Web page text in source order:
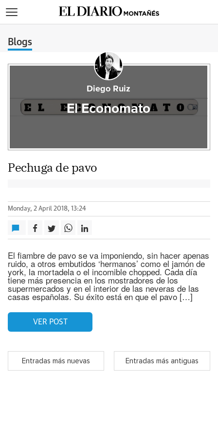
Blogs
Diego Ruiz
El Economato
Pechuga de pavo
Monday, 2 April 2018, 13:24
El fiambre de pavo se va imponiendo, sin hacer apenas
ruido, a otros embutidos ‘hermanos’ como el jamón de
york, la mortadela o el incomible chopped. Cada día
tiene más presencia en los mostradores de los
supermercados y en el interior de las neveras de las
casas españolas. Su éxito está en que el pavo […]
VER POST
Entradas más nuevas Entradas más antiguas